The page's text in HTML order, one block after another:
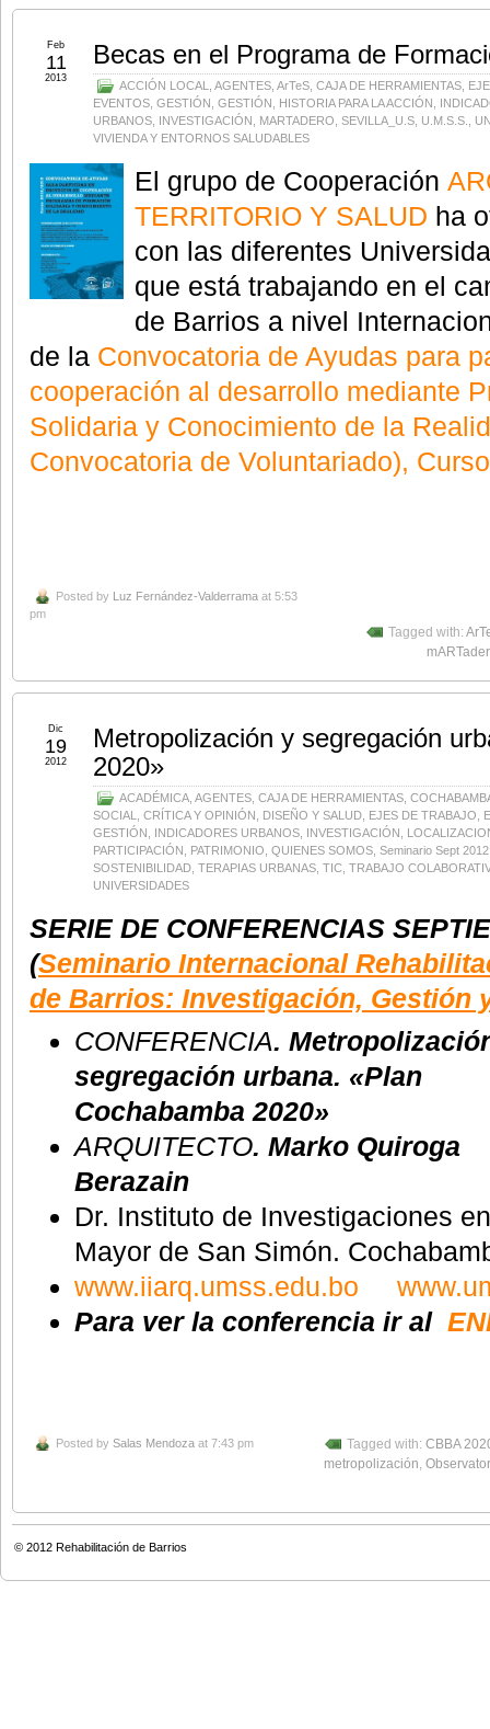
Becas en el Programa de
ACCIÓN LOCAL AGENTES ArTeS CAJA DE HERRAMIENTAS
EVENTOS GESTIÓN GESTIÓN HISTORIA PARA LA ACCIÓN
URBANOS INVESTIGACIÓN MARTADERO SEVILLA_U.S U.M.S.S.
VIVIENDA Y ENTORNOS SALUDABLES
Feb
11
2013
El grupo de Cooperación
TERRITORIO Y SALUD ha
con las diferentes
que está trabajando en el
de Barrios a nivel
de la Convocatoria de Ayudas para
cooperación al desarrollo mediante
Solidaria y Conocimiento de la
Convocatoria de Voluntariado),
Posted by Luz Fernández-Valderrama at 5:53
pm
Tagged with:
Metropolización y segregación
2020»
ACADÉMICA AGENTES CAJA DE HERRAMIENTAS
SOCIAL
CRÍTICA Y OPINIÓN DISEÑO Y SALUD EJES DE TRABAJO
GESTIÓN
INDICADORES URBANOS INVESTIGACIÓN
PARTICIPACIÓN
PATRIMONIO QUIENES SOMOS Seminario Sept 2012
SOSTENIBILIDAD TERAPIAS URBANAS TIC TRABAJO
UNIVERSIDADES
Dic
19
2012
SERIE DE CONFERENCIAS
(Seminario Internacional
de Barrios: Investigación, Gestión
CONFERENCIA.
segregación urbana. «Plan
Cochabamba 2020»
ARQUITECTO. Marko Quiroga
Berazain
Dr. Instituto de Investigaciones
Mayor de San Simón.
www.iiarq.umss.edu.bo
Para ver la conferencia ir al
Posted by Salas Mendoza at 7:43 pm Tagged with: CBBA
metropolización,
© 2012 Rehabilitación de Barrios